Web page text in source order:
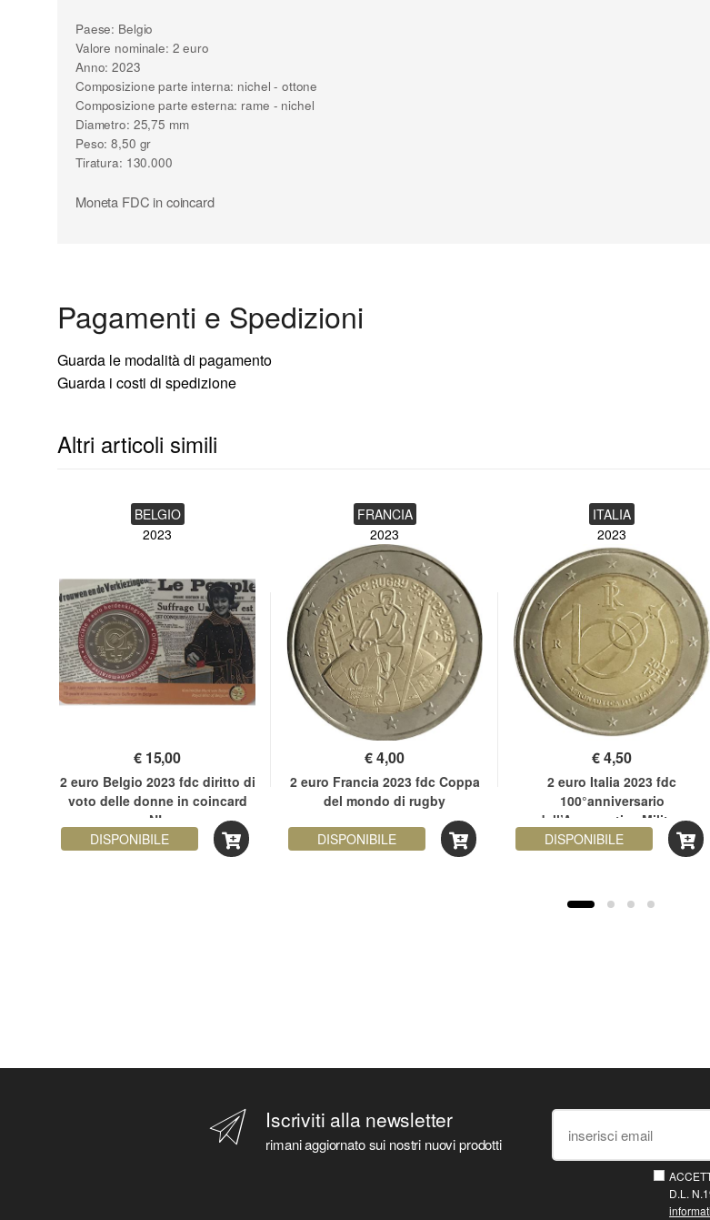
Paese: Belgio
Valore nominale: 2 euro
Anno: 2023
Composizione parte interna: nichel - ottone
Composizione parte esterna: rame - nichel
Diametro: 25,75 mm
Peso: 8,50 gr
Tiratura: 130.000
Moneta FDC in coincard
Pagamenti e Spedizioni
Guarda le modalità di pagamento
Guarda i costi di spedizione
Altri articoli simili
BELGIO
2023
€ 15,00
2 euro Belgio 2023 fdc diritto di
voto delle donne in coincard
NL
DISPONIBILE
FRANCIA
2023
€4,00
2 euro Francia 2023 fdc Coppa
del mondo di rugby
DISPONIBILE
ITALIA
2023
€4,50
2 euro Italia 2023 fdc
100°anniversario
dell’Aeronautica Militare
DISPONIBILE
Iscriviti alla newsletter
rimani aggiornato sui nostri nuovi prodotti
D.L.